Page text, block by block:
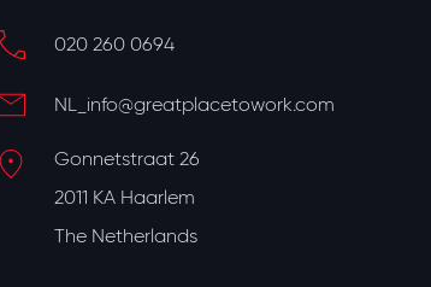
020 260 0694
NL_info@greatplacetowork.com
Gonnetstraat 26
2011 KA Haarlem
The Netherlands